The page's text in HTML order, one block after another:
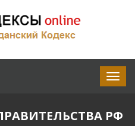
РФ